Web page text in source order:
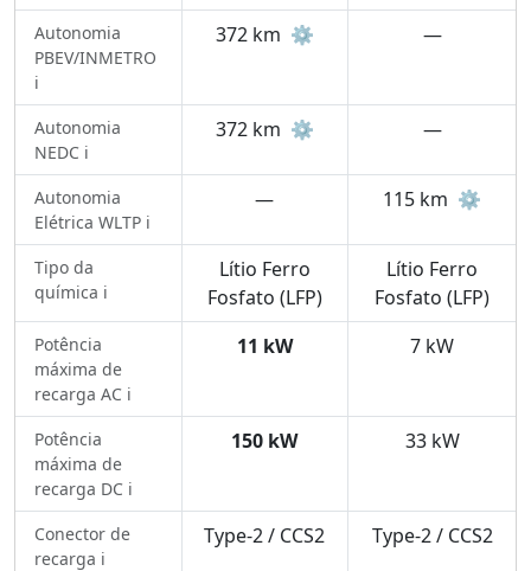
Autonomia
PBEV/INMETRO
ℹ️
372 km ⚙️ —
Autonomia
NEDC ℹ️
372 km ⚙️ —
Autonomia
Elétrica WLTP ℹ️
— 115 km ⚙️
Tipo da
química ℹ️
Lítio Ferro
Fosfato (LFP)
Lítio Ferro
Fosfato (LFP)
Potência
máxima de
recarga AC ℹ️
11 kW 7 kW
Potência
máxima de
recarga DC ℹ️
150 kW 33 kW
Conector de
recarga ℹ️
Type-2 / CCS2 Type-2 / CCS2